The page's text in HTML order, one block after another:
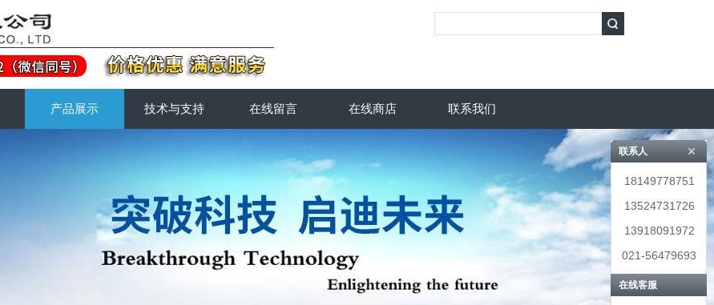
产品展示 技术与支持 在线留言 在线商店 联系我们
联系人
18149778751
13524731726
13918091972
021-56479693
在线客服